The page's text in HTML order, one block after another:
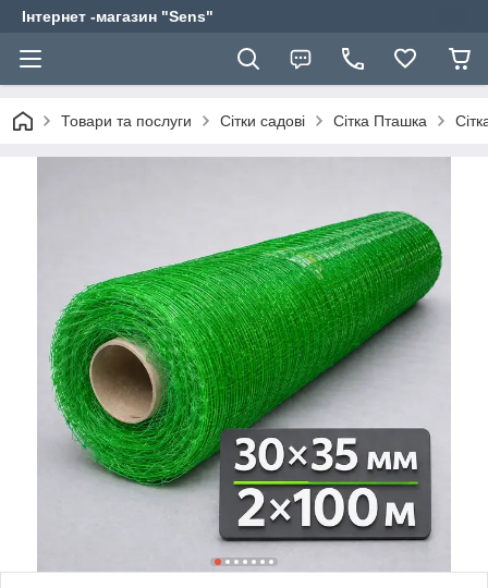
Інтернет -магазин "Sens"
Товари та послуги Сітки садові Сітка Пташка